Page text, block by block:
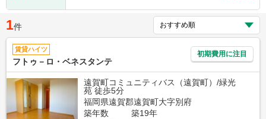
1件
賃貸ハイツ
フトゥ－ロ・ベネスタンテ
初期費用に注目
遠賀町コミュニティバス（遠賀町）/緑光
苑 徒歩5分
福岡県遠賀郡遠賀町大字別府
築年数
築19年